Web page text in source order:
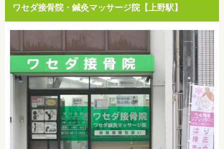
ワセダ接骨院・鍼灸マッサージ院【上野駅】